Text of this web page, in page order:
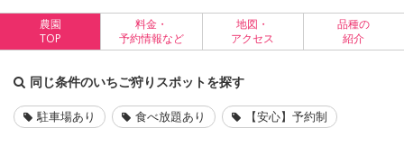
農園
TOP
料金・
予約情報など
地図・
アクセス
品種の
紹介
同じ条件のいちご狩りスポットを探す
駐車場あり 食べ放題あり 【安心】予約制